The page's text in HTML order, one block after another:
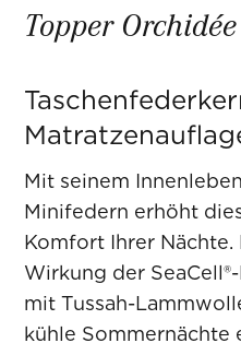
Topper
Mit seinem
Minifedern erhöht
Komfort Ihrer Nächte.
Wirkung der
mit Tussah-
kühle Sommernächte